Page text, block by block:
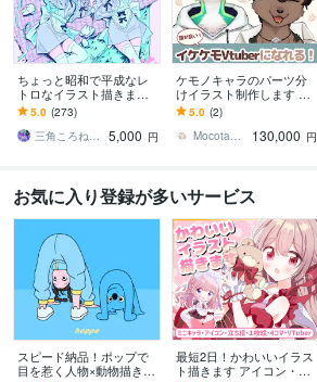
ちょっと昭和で平成なレ
トロなイラスト描きます
昭和・平成レトロ☆ネオ
ン☆パステル
5.0 (273)
三角ころねる☆プロフ必読願います
5,000 円
ケモノキャラのパーツ分
けイラスト制作します 顔
が良いイケケモVtuberに
なりたい方、お任せくだ
さい！
5.0 (2)
Mocota（もこた）
130,000 円
お気に入り登録が多いサービス
スピード納品！ポップで
目を惹く人物×動物描きま
最短2日！かわいいイラス
ト描きます アイコン・ミ